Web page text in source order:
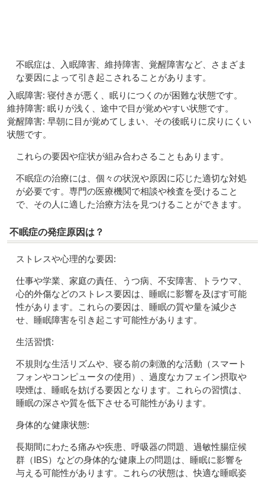
不眠症は、入眠障害、維持障害、覚醒障害など、さまざま
な要因によって引き起こされることがあります。
入眠障害: 寝付きが悪く、眠りにつくのが困難な状態です。
維持障害: 眠りが浅く、途中で目が覚めやすい状態です。
覚醒障害: 早朝に目が覚めてしまい、その後眠りに戻りにくい
状態です。
これらの要因や症状が組み合わさることもあります。
不眠症の治療には、個々の状況や原因に応じた適切な対処
が必要です。専門の医療機関で相談や検査を受けること
で、その人に適した治療方法を見つけることができます。
不眠症の発症原因は？
ストレスや心理的な要因:
仕事や学業、家庭の責任、うつ病、不安障害、トラウマ、
心的外傷などのストレス要因は、睡眠に影響を及ぼす可能
性があります。これらの要因は、睡眠の質や量を減少さ
せ、睡眠障害を引き起こす可能性があります。
生活習慣:
不規則な生活リズムや、寝る前の刺激的な活動（スマート
フォンやコンピュータの使用）、過度なカフェイン摂取や
喫煙は、睡眠を妨げる要因となります。これらの習慣は、
睡眠の深さや質を低下させる可能性があります。
身体的な健康状態:
長期間にわたる痛みや疾患、呼吸器の問題、過敏性腸症候
群（IBS）などの身体的な健康上の問題は、睡眠に影響を
与える可能性があります。これらの状態は、快適な睡眠姿